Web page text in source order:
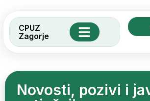
CPUZ
Zagorje
Novosti, pozivi i